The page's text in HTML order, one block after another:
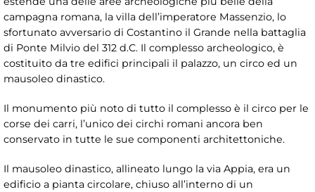
campagna romana, la villa dell’imperatore Massenzio, lo
sfortunato avversario di Costantino il Grande nella battaglia
di Ponte Milvio del 312 d.C. Il complesso archeologico, è
costituito da tre edifici principali il palazzo, un circo ed un
mausoleo dinastico.
Il monumento più noto di tutto il complesso è il circo per le
corse dei carri, l’unico dei circhi romani ancora ben
conservato in tutte le sue componenti architettoniche.
Il mausoleo dinastico, allineato lungo la via Appia, era un
edificio a pianta circolare, chiuso all’interno di un